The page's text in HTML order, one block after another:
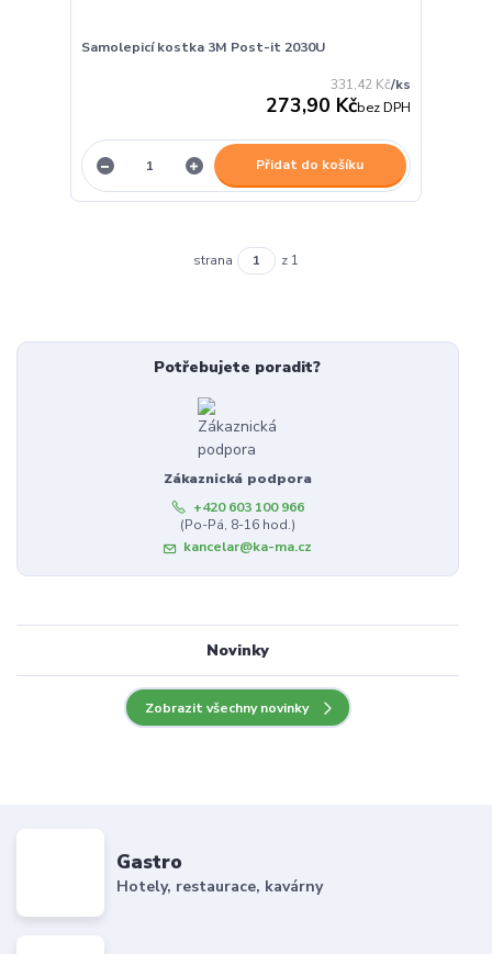
Samolepicí kostka 3M Post-it 2030U
331,42 Kč/ks
273,90 Kčbez DPH
Přidat do košíku
strana z 1
Potřebujete poradit?
Zákaznická podpora
+420 603 100 966
(Po-Pá, 8-16 hod.)
kancelar@ka-ma.cz
Novinky
Zobrazit všechny novinky
Gastro
Hotely, restaurace, kavárny